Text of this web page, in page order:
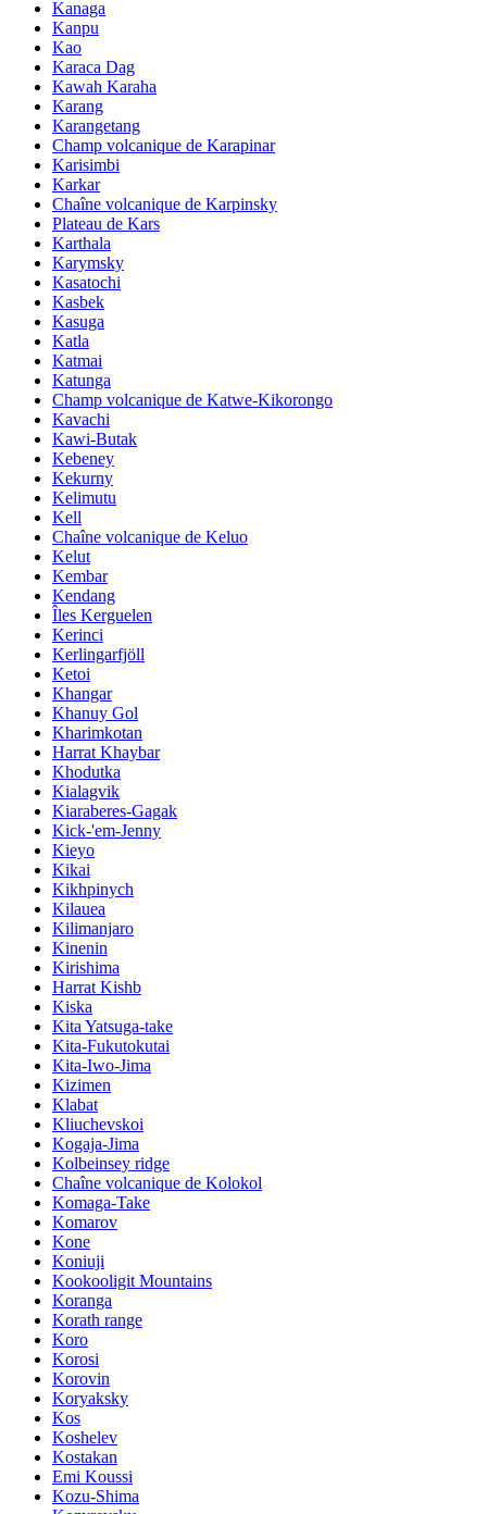
Kanaga
Kanpu
Kao
Karaca Dag
Kawah Karaha
Karang
Karangetang
Champ volcanique de Karapinar
Karisimbi
Karkar
Chaîne volcanique de Karpinsky
Plateau de Kars
Karthala
Karymsky
Kasatochi
Kasbek
Kasuga
Katla
Katmai
Katunga
Champ volcanique de Katwe-Kikorongo
Kavachi
Kawi-Butak
Kebeney
Kekurny
Kelimutu
Kell
Chaîne volcanique de Keluo
Kelut
Kembar
Kendang
Îles Kerguelen
Kerinci
Kerlingarfjöll
Ketoi
Khangar
Khanuy Gol
Kharimkotan
Harrat Khaybar
Khodutka
Kialagvik
Kiaraberes-Gagak
Kick-'em-Jenny
Kieyo
Kikai
Kikhpinych
Kilauea
Kilimanjaro
Kinenin
Kirishima
Harrat Kishb
Kiska
Kita Yatsuga-take
Kita-Fukutokutai
Kita-Iwo-Jima
Kizimen
Klabat
Kliuchevskoi
Kogaja-Jima
Kolbeinsey ridge
Chaîne volcanique de Kolokol
Komaga-Take
Komarov
Kone
Koniuji
Kookooligit Mountains
Koranga
Korath range
Koro
Korosi
Korovin
Koryaksky
Kos
Koshelev
Kostakan
Emi Koussi
Kozu-Shima